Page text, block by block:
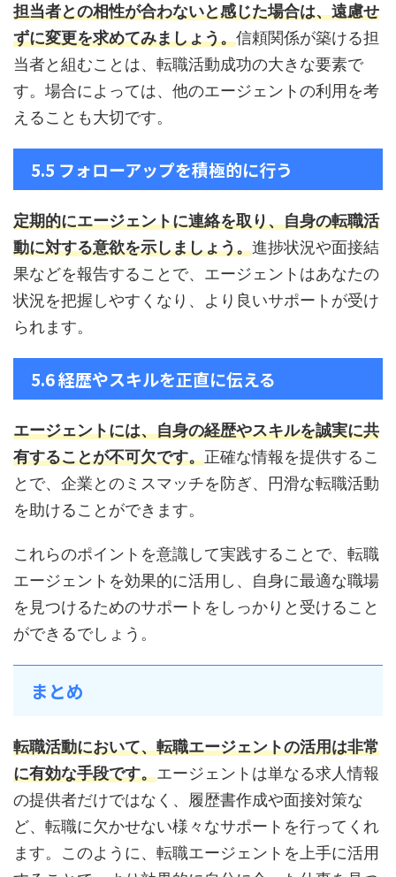
担当者との相性が合わないと感じた場合は、遠慮せ
ずに変更を求めてみましょう。信頼関係が築ける担
当者と組むことは、転職活動成功の大きな要素で
す。場合によっては、他のエージェントの利用を考
えることも大切です。
5.5 フォローアップを積極的に行う
定期的にエージェントに連絡を取り、自身の転職活
動に対する意欲を示しましょう。進捗状況や面接結
果などを報告することで、エージェントはあなたの
状況を把握しやすくなり、より良いサポートが受け
られます。
5.6 経歴やスキルを正直に伝える
エージェントには、自身の経歴やスキルを誠実に共
有することが不可欠です。正確な情報を提供するこ
とで、企業とのミスマッチを防ぎ、円滑な転職活動
を助けることができます。
これらのポイントを意識して実践することで、転職
エージェントを効果的に活用し、自身に最適な職場
を見つけるためのサポートをしっかりと受けること
ができるでしょう。
まとめ
転職活動において、転職エージェントの活用は非常
に有効な手段です。エージェントは単なる求人情報
の提供者だけではなく、履歴書作成や面接対策な
ど、転職に欠かせない様々なサポートを行ってくれ
ます。このように、転職エージェントを上手に活用